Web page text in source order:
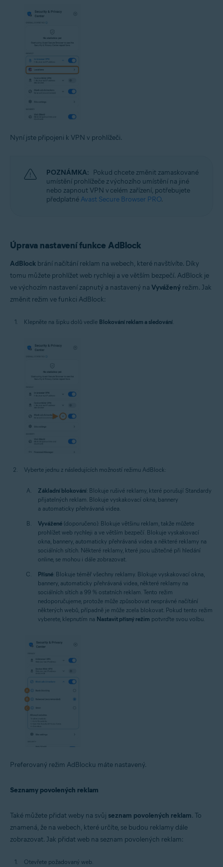
Nyní jste připojeni k VPN v prohlížeči.
POZNÁMKA: Pokud chcete změnit zamaskované
umístění prohlížeče z výchozího umístění na jiné
nebo zapnout VPN v celém zařízení, potřebujete
předplatné Avast Secure Browser PRO.
Úprava nastavení funkce AdBlock
AdBlock brání načítání reklam na webech, které navštívíte. Díky
tomu můžete prohlížet web rychleji a ve větším bezpečí. AdBlock je
ve výchozím nastavení zapnutý a nastavený na Vyvážený režim. Jak
změnit režim ve funkci AdBlock:
Klepněte na šipku dolů vedle Blokování reklam a sledování
Vyberte jednu z následujících možností režimu AdBlock:
Základní blokování: Blokuje rušivé reklamy, které porušují Standardy
přijatelných reklam. Blokuje vyskakovací okna, bannery
a automaticky přehrávaná videa.
Vyvážené (doporučeno): Blokuje většinu reklam, takže můžete
prohlížet web rychleji a ve větším bezpečí. Blokuje vyskakovací
okna, bannery, automaticky přehrávaná videa a některé reklamy na
sociálních sítích. Některé reklamy, které jsou užitečné při hledání
online, se mohou i dále zobrazovat.
Přísné: Blokuje téměř všechny reklamy. Blokuje vyskakovací okna,
bannery, automaticky přehrávaná videa, některé reklamy na
sociálních sítích a 99 % ostatních reklam. Tento režim
nedoporučujeme, protože může způsobovat nesprávné načítání
některých webů, případně je může zcela blokovat. Pokud tento režim
vyberete, klepnutím na Nastavit přísný režim potvrďte svou volbu.
Preferovaný režim AdBlocku máte nastavený.
Seznamy povolených reklam
Také můžete přidat weby na svůj seznam povolených reklam. To
znamená, že na webech, které určíte, se budou reklamy dále
zobrazovat. Jak přidat web na seznam povolených reklam:
Otevřete požadovaný web.